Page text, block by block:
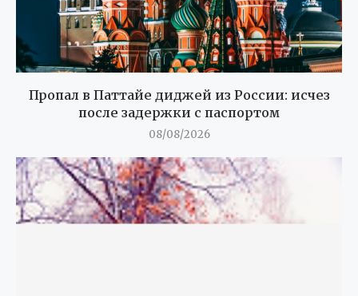
Пропал в Паттайе диджей из России: исчез
после задержки с паспортом
08/08/2026